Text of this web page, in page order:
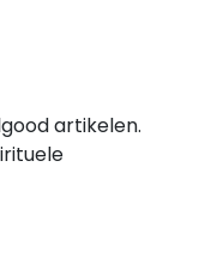
artikelen.